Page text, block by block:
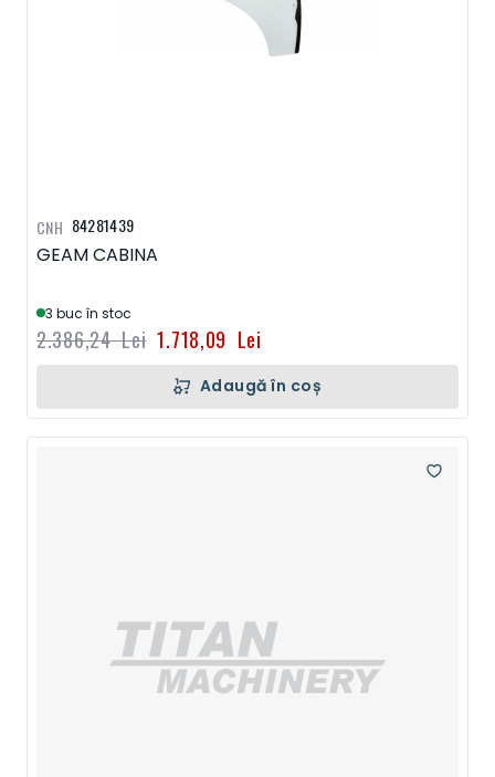
84281439
GEAM CABINA
3 buc în stoc
1.718,09 Lei
2.386,24 Lei
CNH
Adaugă în coș